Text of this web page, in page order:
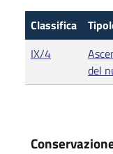
Classifica
IX/4
del